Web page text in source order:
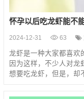
怀孕以后吃龙虾能不
2024-12-31 63
龙虾是一种大家都喜欢
因为这样，不少人对龙
想要吃龙虾，但是，却